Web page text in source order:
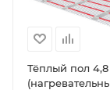
Тёплый пол